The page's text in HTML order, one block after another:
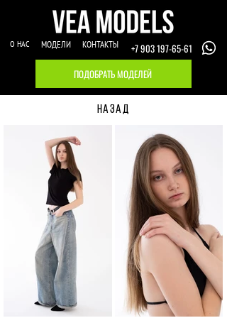
О НАС МОДЕЛИ КОНТАКТЫ
+7 903 197-65-61
ПОДОБРАТЬ МОДЕЛЕЙ
НАЗАД